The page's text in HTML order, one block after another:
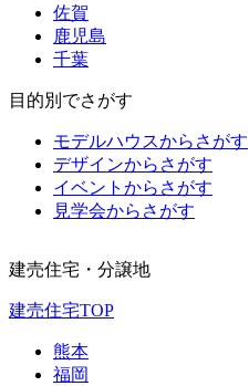
佐賀
鹿児島
千葉
目的別でさがす
モデルハウスからさがす
デザインからさがす
イベントからさがす
見学会からさがす
建売住宅・分譲地
建売住宅TOP
熊本
福岡